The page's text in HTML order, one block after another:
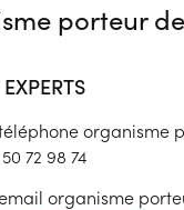
porteur
organisme
72 98 74
organisme